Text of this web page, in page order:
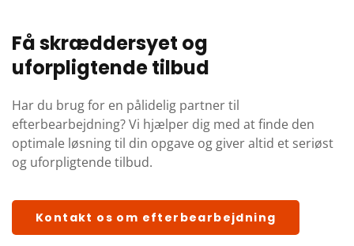
Få skræddersyet og
uforpligtende tilbud
Har du brug for en pålidelig partner til
efterbearbejdning? Vi hjælper dig med at finde den
optimale løsning til din opgave og giver altid et seriøst
og uforpligtende tilbud.
Kontakt os om efterbearbejdning